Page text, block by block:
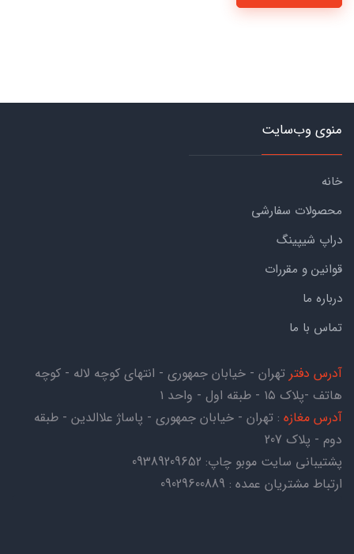
منوی وب‌سایت
خانه
محصولات سفارشی
دراپ شیپینگ
قوانین و مقررات
درباره ما
تماس با ما
آدرس دفتر تهران - خیابان جمهوری - انتهای کوچه لاله - کوچه
هاتف -پلاک ۱۵ - طبقه اول - واحد ۱
آدرس مغازه : تهران - خیابان جمهوری - پاساژ علاالدین - طبقه
دوم - پلاک 207
پشتیبانی سایت موبو چاپ: 09389209652
ارتباط مشتریان عمده : 09029600889